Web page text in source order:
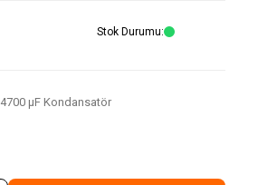
Stok Durumu
4700 μF Kondansatör